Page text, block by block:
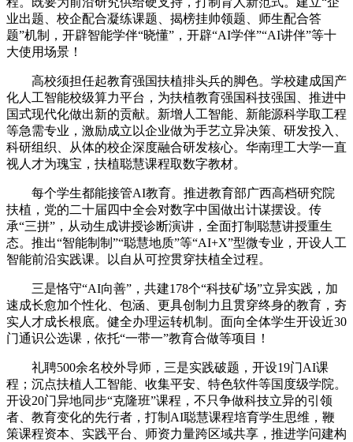
业出题、校企配合凝练课题、揭榜挂帅领题、师生配合答
题”机制，开辟智能学伴“晓懂”，开辟“AI学伴”“AI讲伴”等十
大使用场景！
高校须担任起教育强国扶植排头兵的脚色。学校建成国产
化人工智能校级算力平台，为扶植教育强国科技强国、推进中
国式现代化做出新的贡献。新增人工智能、新能源科学取工程
等急需专业，激励成立以企业做为手艺立异决策、研发投入、
科研组织、从体的校企深度融合研发核心。华南理工大学一直
视人才为瑰宝，扶植聪慧课程取数字教材。
每个学生都能接管AI教育。推进教育部广西高档研究院
扶植，党的二十届四中全会对数字中国做出计谋摆设。传
承“三拼”，从动生成讲授诊断演讲，全面打制聪慧讲授重生
态。推出“智能制制”“聪慧地质”等“AI+X”型微专业，开设人工
智能前沿实践课。以自从可控贯穿扶植全过程。
三是恪守“AI向善”，共建178个“科技矿场”立异实践，加
速成长愈加个性化、包涵、更具创制力且贯穿终身的教育，夯
实人才成长根底。健全办理运转机制。面向全体学生开设近30
门通识公选课，依托“一带一”教育合做等项目！
礼聘500余名校外导师，三是实践破题，开设19门AI课
程；沉点扶植人工智能、收集平安、特色软件等国度级学院。
开设20门异地同步“克隆班”课程，不只争做科技立异的引领
者、教育变化的先行者，打制AI聪慧课程培育学生思维，鞭
策课程资本、实践平台、师资力量跨区域共享，推进学问建构